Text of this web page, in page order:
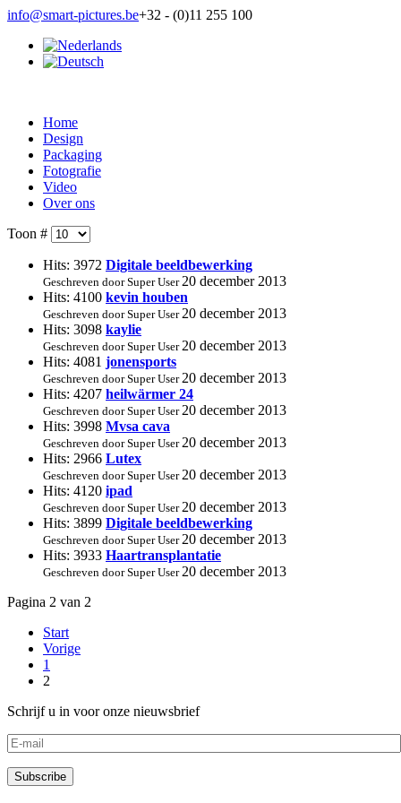
info@smart-pictures.be+32 - (0)11 255 100
Home
Design
Packaging
Fotografie
Video
Over ons
Toon #
Hits: 3972 Digitale beeldbewerking
Geschreven door Super User 20 december 2013
Hits: 4100 kevin houben
Geschreven door Super User 20 december 2013
Hits: 3098 kaylie
Geschreven door Super User 20 december 2013
Hits: 4081 jonensports
Geschreven door Super User 20 december 2013
Hits: 4207 heilwärmer 24
Geschreven door Super User 20 december 2013
Hits: 3998 Mvsa cava
Geschreven door Super User 20 december 2013
Hits: 2966 Lutex
Geschreven door Super User 20 december 2013
Hits: 4120 ipad
Geschreven door Super User 20 december 2013
Hits: 3899 Digitale beeldbewerking
Geschreven door Super User 20 december 2013
Hits: 3933 Haartransplantatie
Geschreven door Super User 20 december 2013
Pagina 2 van 2
Start
Vorige
1
2
Schrijf u in voor onze nieuwsbrief